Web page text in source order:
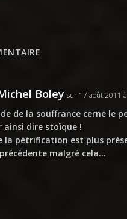
Boley sur 17 août 2011
de la souffrance cerne le
ainsi dire stoïque !
la pétrification est plus
malgré cela…